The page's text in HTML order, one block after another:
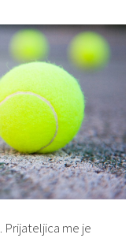
Prijateljica me je